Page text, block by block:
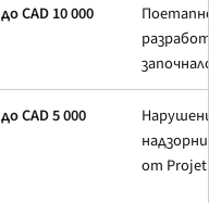
до CAD 10 000
до CAD 5 000
от